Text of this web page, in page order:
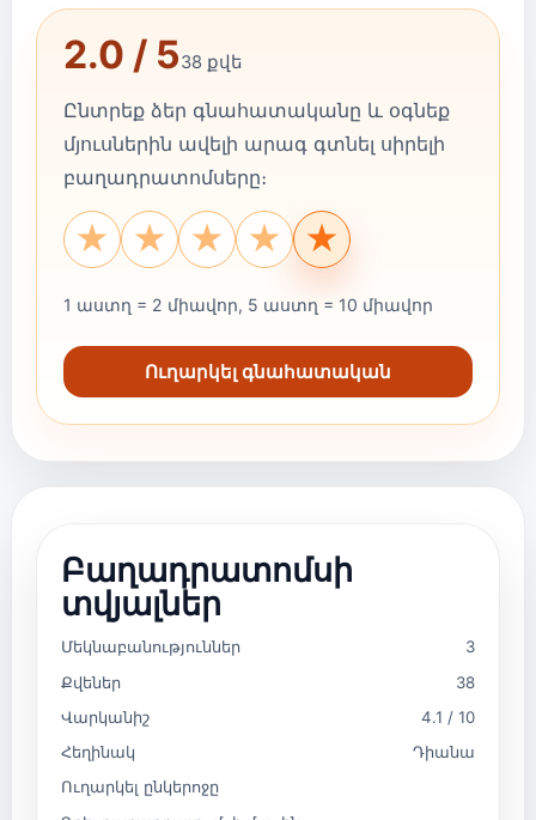
2.0 / 538 քվե
Ընտրեք ձեր գնահատականը և օգնեք
մյուսներին ավելի արագ գտնել սիրելի
բաղադրատոմսերը։
★
★
★
★
★
1 աստղ = 2 միավոր, 5 աստղ = 10 միավոր
Ուղարկել գնահատական
Բաղադրատոմսի
տվյալներ
Մեկնաբանություններ
3
Քվեներ
38
Վարկանիշ
4.1 / 10
Հեղինակ
Դիանա
Ուղարկել ընկերոջը